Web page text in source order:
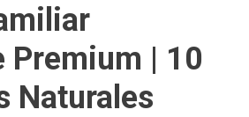
Premium | 10
Naturales